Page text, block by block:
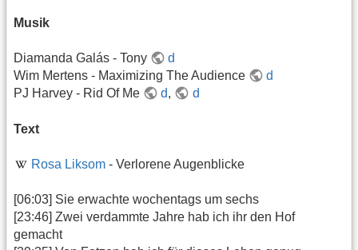
Musik
Diamanda Galás - Tony
d
Wim Mertens - Maximizing The Audience
d
PJ Harvey - Rid Of Me
d, d
Text
Rosa Liksom - Verlorene Augenblicke
[06:03] Sie erwachte wochentags um sechs
[23:46] Zwei verdammte Jahre hab ich ihr den Hof
gemacht